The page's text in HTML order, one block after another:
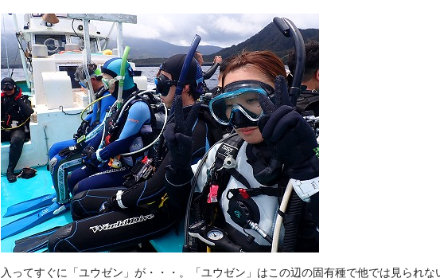
入ってすぐに「ユウゼン」が・・・。「ユウゼン」はこの辺の固有種で他では見られ